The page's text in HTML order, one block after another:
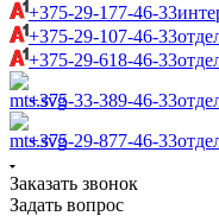
+375-29-177-46-33
+375-29-107-46-33
+375-29-618-46-33
+375-33-389-46-33
+375-29-877-46-33
Заказать звонок
Задать вопрос